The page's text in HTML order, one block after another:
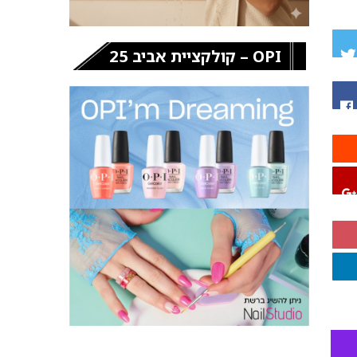
OPI – קולקציית אביב 25